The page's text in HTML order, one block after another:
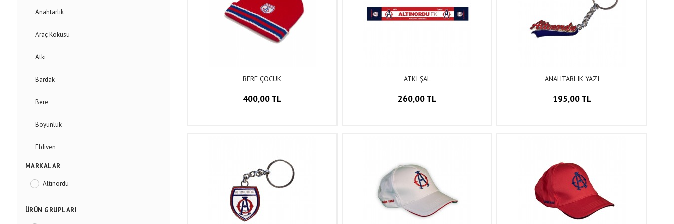
Anahtarlık
Araç Kokusu
Atkı
Bardak
Bere
Boyunluk
Eldiven
Kravat
Rozet
MARKALAR
Altınordu
ÜRÜN GRUPLARI
BERE ÇOCUK
400,00 TL
ATKI ŞAL
260,00 TL
ANAHTARLIK YAZI
195,00 TL